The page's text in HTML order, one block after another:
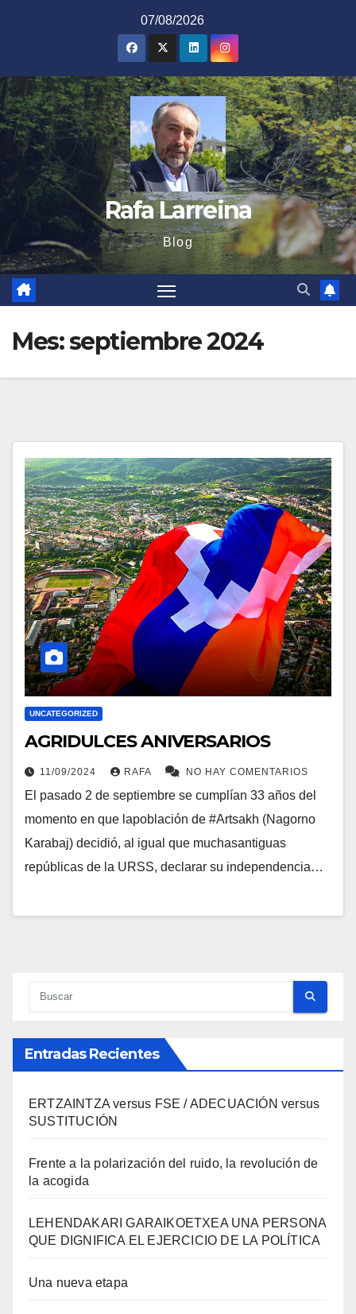
07/08/2026
Rafa Larreina
Blog
Mes:septiembre 2024
UNCATEGORIZED
AGRIDULCES ANIVERSARIOS
11/09/2024 RAFA NO HAY COMENTARIOS
El pasado 2 de septiembre se cumplían 33 años del
momento en que lapoblación de #Artsakh (Nagorno
Karabaj) decidió, al igual que muchasantiguas
repúblicas de la URSS, declarar su independencia…
Entradas Recientes
ERTZAINTZA versus FSE / ADECUACIÓN versus
SUSTITUCIÓN
Frente a la polarización del ruido, la revolución de
la acogida
LEHENDAKARI GARAIKOETXEA UNA PERSONA
QUE DIGNIFICA EL EJERCICIO DE LA POLÍTICA
Una nueva etapa